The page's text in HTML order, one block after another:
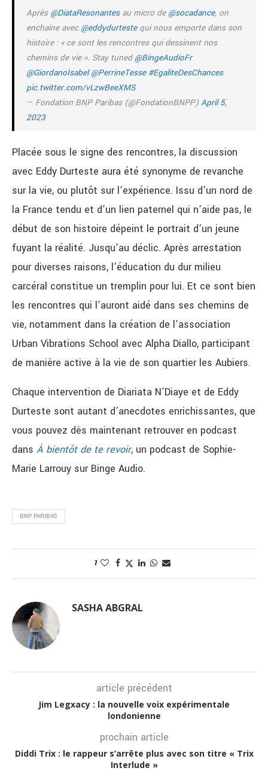
Après @DiataResonantesau micro de @socadance, on
enchaine avec @eddydurtestequi nous emporte dans son
histoire : « ce sont les rencontres qui dessinent nos
chemins de vie ». Stay tuned @BingeAudioFr
@GiordanoIsabel @PerrineTesse #EgaliteDesChances
pic.twitter.com/vLzwBeeXMS
— Fondation BNP Paribas (@FondationBNPP) April 5,
2023
Placée sous le signe des rencontres, la discussion
avec Eddy Durteste aura été synonyme de revanche
sur la vie, ou plutôt sur l’expérience. Issu d’un nord de
la France tendu et d’un lien paternel qui n’aide pas, le
début de son histoire dépeint le portrait d’un jeune
fuyant la réalité. Jusqu’au déclic. Après arrestation
pour diverses raisons, l’éducation du dur milieu
carcéral constitue un tremplin pour lui. Et ce sont bien
les rencontres qui l’auront aidé dans ses chemins de
vie, notamment dans la création de l’association
Urban Vibrations School avec Alpha Diallo, participant
de manière active à la vie de son quartier les Aubiers.
Chaque intervention de Diariata N’Diaye et de Eddy
Durteste sont autant d’anecdotes enrichissantes, que
vous pouvez dès maintenant retrouver en podcast
dans À bientôt de te revoir, un podcast de Sophie-
Marie Larrouy sur Binge Audio.
BNP PARIBAS
1
SASHA ABGRAL
article précédent
Jim Legxacy : la nouvelle voix expérimentale
londonienne
prochain article
Diddi Trix : le rappeur s’arrête plus avec son titre « Trix
Interlude »